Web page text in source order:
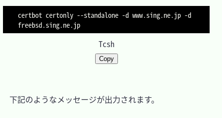
certbot certonly --standalone -d www.sing.ne.jp -d
Tcsh
Copy
下記のようなメッセージが出力されます。